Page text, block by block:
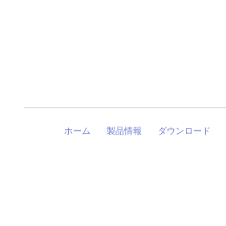
ホーム 製品情報 ダウンロード